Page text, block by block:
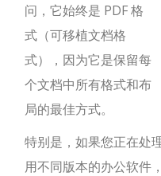
问，它始终是 PDF 格
式（可移植文档格
式），因为它是保留每
个文档中所有格式和布
局的最佳方式。
特别是，如果您正在处
用不同版本的办公软件